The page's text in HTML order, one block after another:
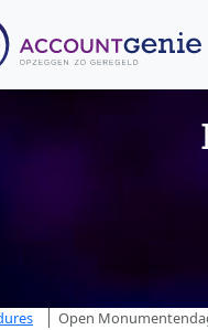
Open